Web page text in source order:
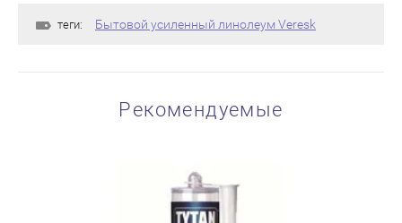
теги: Бытовой усиленный линолеум Veresk
Рекомендуемые